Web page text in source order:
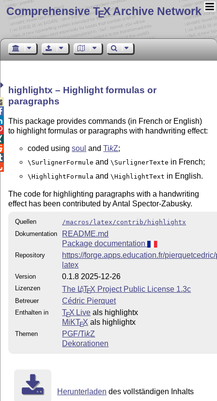
Comprehensive TEX Archive Network
highlightx – Highlight formulas or
paragraphs
This package provides commands (in French or English)
to highlight formulas or paragraphs with handwriting effect:
coded usingsoul andTikZ;
\SurlignerFormule and\SurlignerTexte in French;
\HighlightFormula and\HighlightText in English.
The code for highlighting paragraphs with a handwriting
effect has been contributed by Antal Spector-Zabusky.
Quellen
/macros/latex/contrib/highlightx
Dokumentation
README.md
Package documentation
Repository
https://forge.apps.education.fr/
latex
Version 0.1.8 2025-12-26
Lizenzen The LATEX Project Public License 1.3c
Betreuer Cédric Pierquet
Enthalten in TEX Live als highlightx
MiKTEX als highlightx
Themen PGF/TikZ
Dekorationen
Herunterladen des vollständigen Inhalts